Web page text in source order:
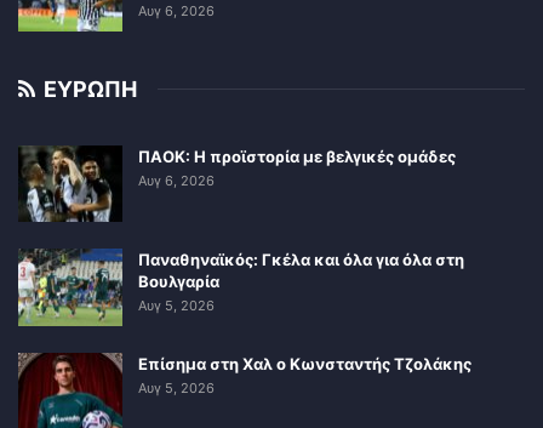
Αυγ 6, 2026
ΕΥΡΩΠΗ
ΠΑΟΚ: Η προϊστορία με βελγικές ομάδες
Αυγ 6, 2026
Παναθηναϊκός: Γκέλα και όλα για όλα στη
Βουλγαρία
Αυγ 5, 2026
Επίσημα στη Χαλ ο Κωνσταντής Τζολάκης
Αυγ 5, 2026